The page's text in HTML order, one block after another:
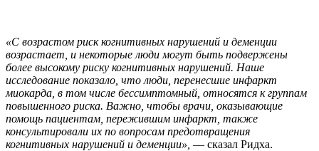
«С возрастом риск когнитивных нарушений и деменции
возрастает, и некоторые люди могут быть подвержены
более высокому риску когнитивных нарушений. Наше
исследование показало, что люди, перенесшие инфаркт
миокарда, в том числе бессимптомный, относятся к группам
повышенного риска. Важно, чтобы врачи, оказывающие
помощь пациентам, пережившим инфаркт, также
консультировали их по вопросам предотвращения
когнитивных нарушений и деменции», — сказал Ридха.